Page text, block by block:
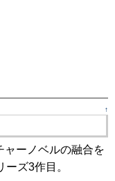
↑
ャーノベルの融合を
ズ3作目。